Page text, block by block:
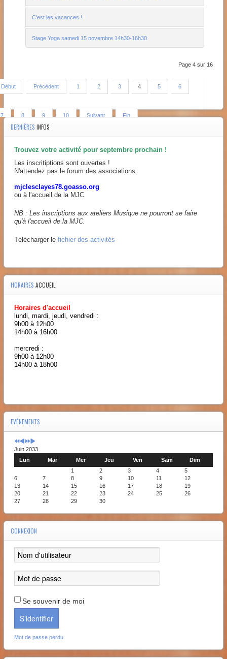
C'est les vacances !
Stage Yoga samedi 15 novembre 14h30-16h30
Page 4 sur 16
Début Précédent 1 2 3 4 5 6
7 8 9 10 Suivant Fin
DERNIÈRES INFOS
Trouvez votre activité pour septembre prochain !
Les inscritiptions sont ouvertes !
N'attendez pas le forum des associations.
mjclesclayes78.goasso.org
ou à l'accueil de la MJC
NB : Les inscriptions aux ateliers Musique ne pourront se faire
qu'à l'accueil de la MJC.
Télécharger le fichier des activités
HORAIRES ACCUEIL
Horaires d'accueil
lundi, mardi, jeudi, vendredi :
9h00 à 12h00
14h00 à 16h00
mercredi :
9h00 à 12h00
14h00 à 18h00
EVÉNEMENTS
Juin 2033
Lun
Mar Mer Jeu Ven Sam
Dim
1
2 3 4
5
6
7 8 9 10 11
12
13
14 15 16 17 18
19
20
21 22 23 24 25
26
27
28 29 30
CONNEXION
Se souvenir de moi
S'identifier
Mot de passe perdu